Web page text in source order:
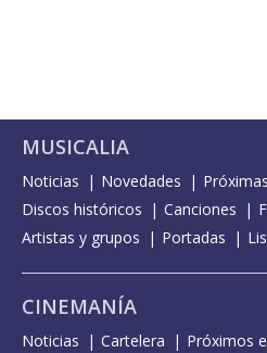
MUSICALIA
Noticias Novedades
Discos históricos
Canciones
Artistas y grupos
Portadas
CINEMANÍA
Noticias Cartelera Próximos